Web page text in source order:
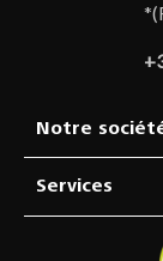
Notre
Services